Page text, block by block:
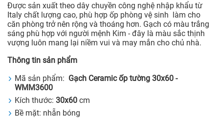
Được sản xuất theo dây chuyền công nghệ nhập khẩu từ
Italy chất lượng cao, phù hợp ốp phòng vệ sinh làm cho
căn phòng trở nên rộng và thoáng hơn. Gạch có màu trắng
sáng phù hợp với người mệnh Kim - đây là màu sắc thịnh
vượng luôn mang lại niềm vui và may mắn cho chủ nhà.
Thông tin sản phẩm
Mã sản phẩm: Gạch Ceramic ốp tường 30x60 -
WMM3600
Kích thước: 30x60 cm
Bề mặt: nhẵn bóng